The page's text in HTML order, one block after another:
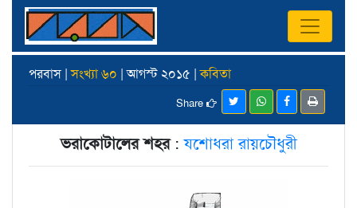
পরবাস |সংখ্যা ৬০ | আগস্ট ২০১৫ |কবিতা
Share
ভরাকোটালের শহর:যশোধরা রায়চৌধুরী